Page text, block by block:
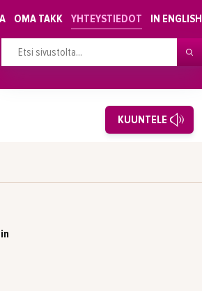
OMA TAKK YHTEYSTIEDOT IN ENGLISH
KUUNTELE
Alkavat koulutukset osiosta